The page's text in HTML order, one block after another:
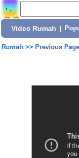
Video Rumah
Rumah>> Previous Page